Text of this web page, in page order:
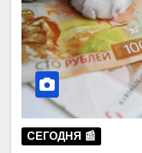
СЕГОДНЯ 📰